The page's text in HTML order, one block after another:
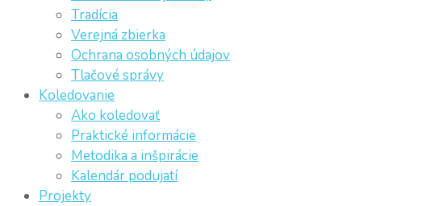
Tradícia
Verejná zbierka
Ochrana osobných údajov
Tlačové správy
Koledovanie
Ako koledovať
Praktické informácie
Metodika a inšpirácie
Kalendár podujatí
Projekty